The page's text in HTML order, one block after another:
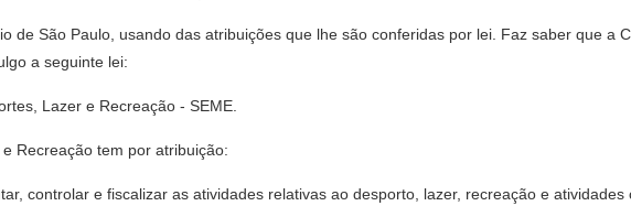
de São Paulo, usando das atribuições que lhe são conferidas por lei. Faz saber que a
a seguinte lei:
Lazer e Recreação - SEME.
Recreação tem por atribuição:
controlar e fiscalizar as atividades relativas ao desporto, lazer, recreação e atividades